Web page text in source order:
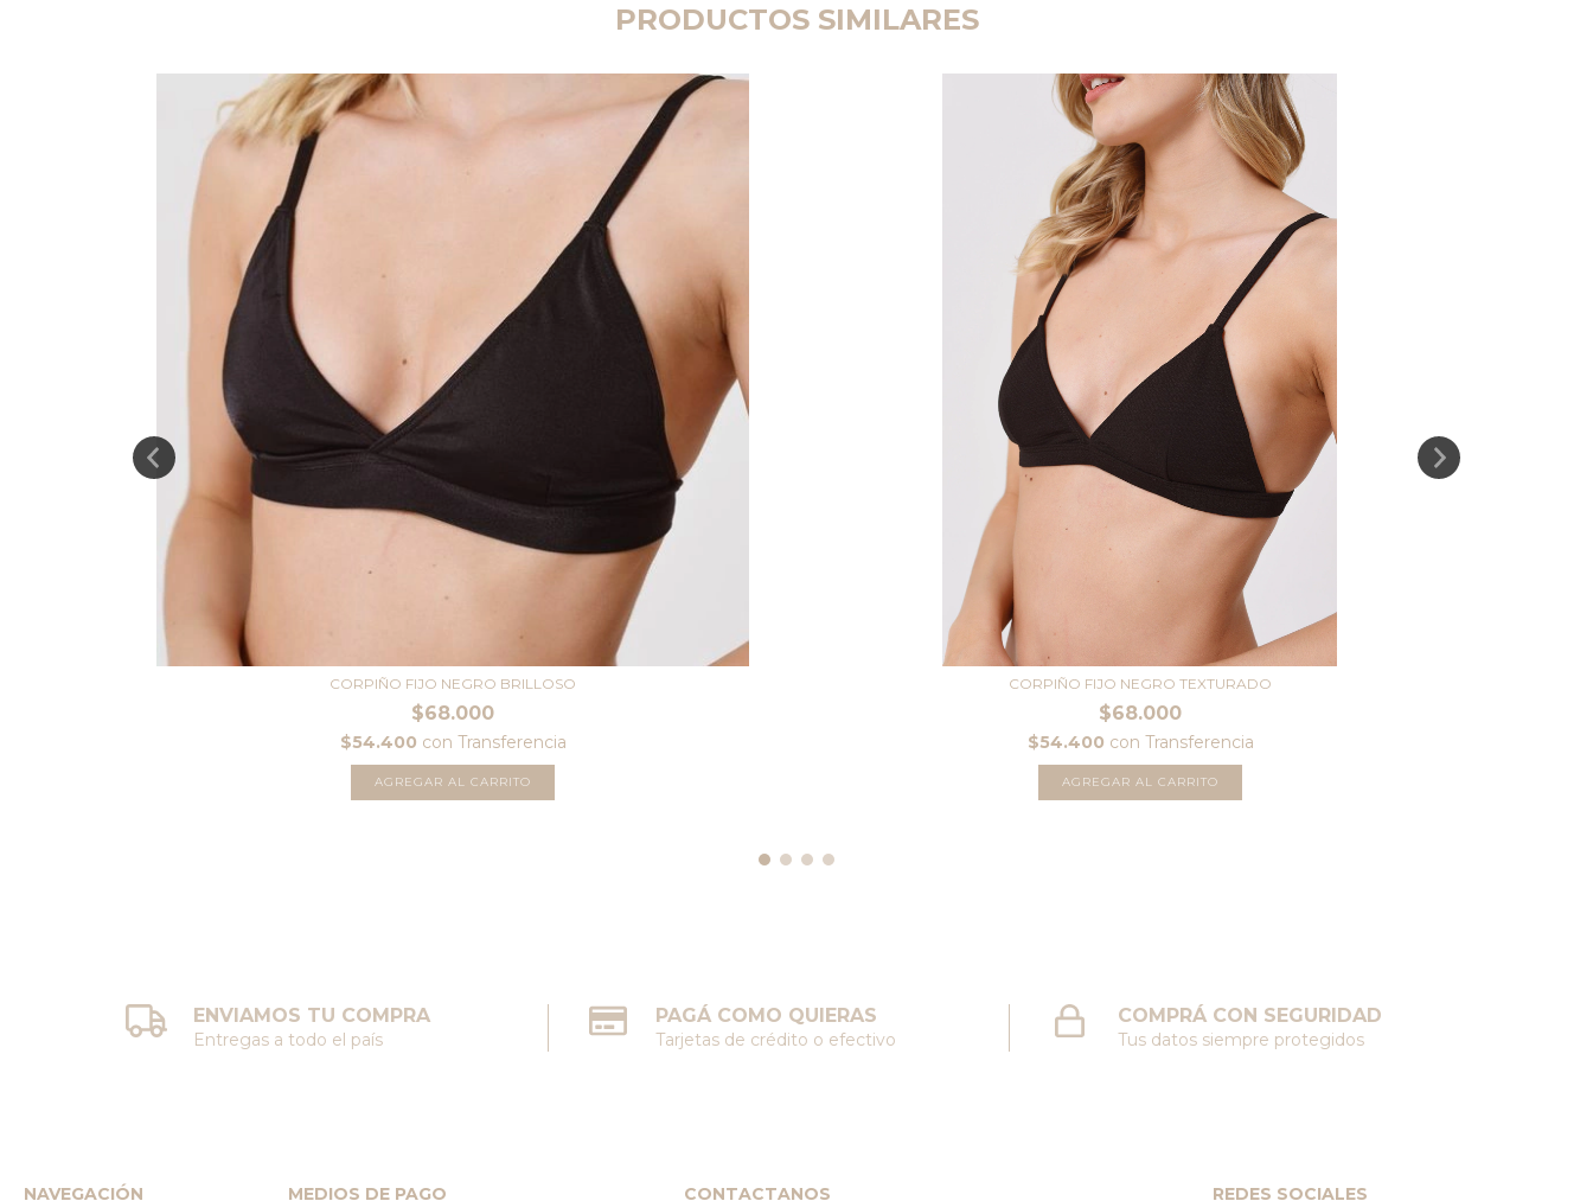
PRODUCTOS SIMILARES
CORPIÑO FIJO NEGRO BRILLOSO
$68.000
$54.400 con Transferencia
AGREGAR AL CARRITO
CORPIÑO FIJO NEGRO TEXTURADO
$68.000
$54.400 con Transferencia
AGREGAR AL CARRITO
ENVIAMOS TU COMPRA
Entregas a todo el país
PAGÁ COMO QUIERAS
Tarjetas de crédito o efectivo
COMPRÁ CON SEGURIDAD
Tus datos siempre protegidos
NAVEGACIÓN MEDIOS DE PAGO CONTACTANOS REDES SOCIALES